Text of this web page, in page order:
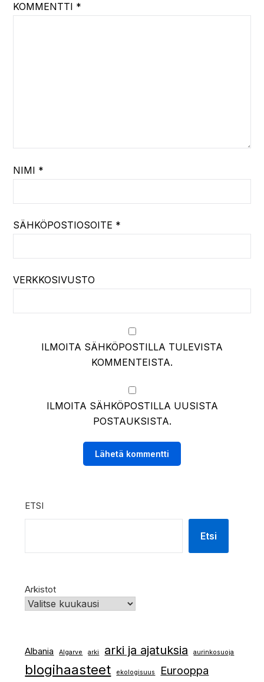
KOMMENTTI *
NIMI *
SÄHKÖPOSTIOSOITE *
VERKKOSIVUSTO
ILMOITA SÄHKÖPOSTILLA TULEVISTA
KOMMENTEISTA.
ILMOITA SÄHKÖPOSTILLA UUSISTA
POSTAUKSISTA.
ETSI
Etsi
Arkistot
Albania Algarve arki arki ja ajatuksia aurinkosuoja
blogihaasteet ekologisuus Eurooppa